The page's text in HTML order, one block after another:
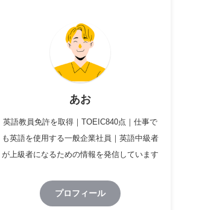
あお
英語教員免許を取得｜TOEIC840点｜仕事で
も英語を使用する一般企業社員｜英語中級者
が上級者になるための情報を発信しています
プロフィール